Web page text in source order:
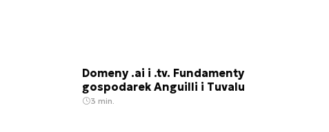
Domeny .ai i .tv. Fundamenty
gospodarek Anguilli i Tuvalu
3 min.